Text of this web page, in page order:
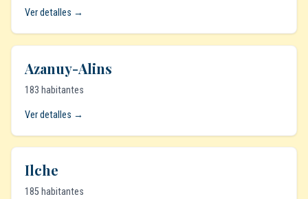
Ver detalles →
Azanuy-Alins
183 habitantes
Ver detalles →
Ilche
185 habitantes